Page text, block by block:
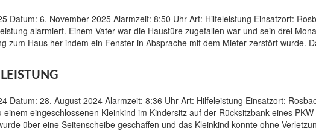
Datum: 6. November 2025 Alarmzeit: 8:50 Uhr Art: Hilfeleistung Einsatzort:
alarmiert. Einem Vater war die Haustüre zugefallen war und sein drei
zum Haus her indem ein Fenster in Absprache mit dem Mieter zerstört wurde.
Datum: 28. August 2024 Alarmzeit: 8:36 Uhr Art: Hilfeleistung Einsatzort:
eingeschlossenen Kleinkind im Kindersitz auf der Rücksitzbank eines
über eine Seitenscheibe geschaffen und das Kleinkind konnte ohne